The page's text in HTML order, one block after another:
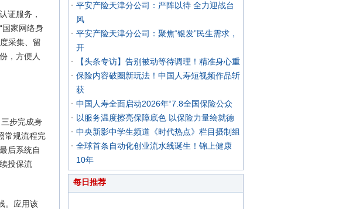
证服务，
国家网络身
采集、留
，方便人
步完成身
常规流程完
后系统自
投保流
。应用该
平安产险天津分公司：严阵以待 全力迎战台
风
平安产险天津分公司：聚焦“银发”民生需求，
开
【头条专访】告别被动等待调理！精准身心重
保险内容破圈新玩法！中国人寿短视频作品斩
获
中国人寿全面启动2026年“7.8全国保险公众
以服务温度擦亮保障底色 以保险力量绘就德
中央新影中学生频道《时代热点》栏目摄制组
全球首条自动化创业流水线诞生！锦上健康
10年
每日推荐